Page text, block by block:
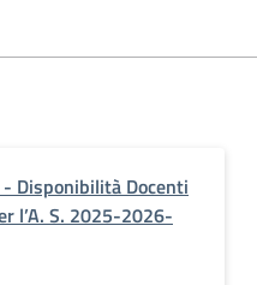
Disponibilità Docenti
l’A. S. 2025-2026-